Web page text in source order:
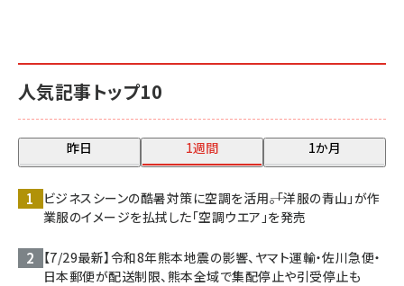
人気記事トップ10
昨日 1週間 1か月
ビジネスシーンの酷暑対策に空調を活用――。「洋服の青山」が作
業服のイメージを払拭した「空調ウエア」を発売
【7/29最新】令和8年熊本地震の影響、ヤマト運輸・佐川急便・
日本郵便が配送制限、熊本全域で集配停止や引受停止も